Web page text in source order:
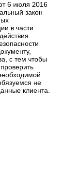
6 июля 2016
закон
в части
с тем чтобы
не
клиента.